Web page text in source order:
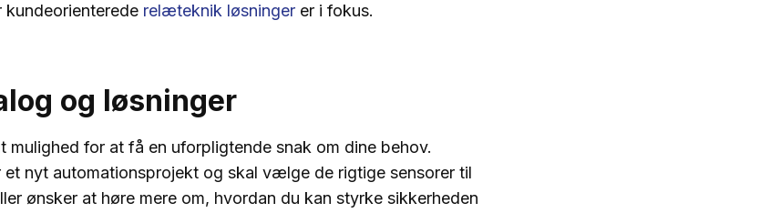
kundeorienterede relæteknik løsninger er i fokus.
og løsninger
mulighed for at få en uforpligtende snak om dine behov.
et nyt automationsprojekt og skal vælge de rigtige sensorer til
ønsker at høre mere om, hvordan du kan styrke sikkerheden